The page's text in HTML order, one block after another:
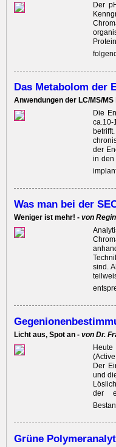
Der
Das Metabolom der
Anwendungen der LC/MS/
Die
der
in den
Was man bei der
Weniger ist mehr! - von
sind.
Licht aus, Spot an - von Dr.
Der
und
der
Grüne